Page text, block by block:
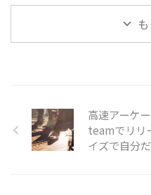
り、カメラと人形を使ってどちら
なのかを見分けなければなりませ
Produno Games Studiosは2026
年4月17日、宇宙船コロニーシミ
スとして展開されています。価格
は3,150円（税込）です。 本作は
『Rimworld』『Starship
Theory』『Dwarf Fortress』『X-
高速アーケ
teamでリリ
イズで自分